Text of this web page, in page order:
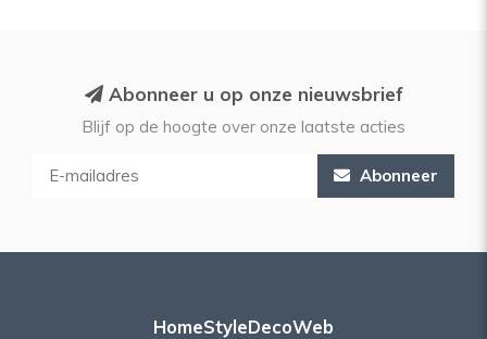
Abonneer u op onze nieuwsbrief
Blijf op de hoogte over onze laatste acties
Abonneer
HomeStyleDecoWeb